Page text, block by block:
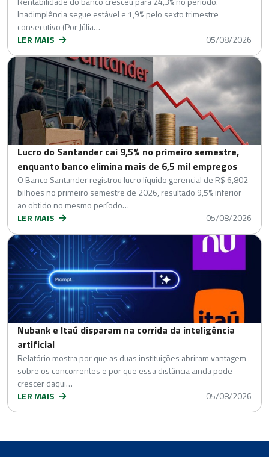
Inadimplência segue estável e 1,9% pelo sexto trimestre
consecutivo (Por Júlia…
LER MAIS
05/08/2026
Lucro do Santander cai 9,5% no primeiro semestre,
enquanto banco elimina mais de 6,5 mil empregos
O Banco Santander registrou lucro líquido gerencial de R$ 6,802
bilhões no primeiro semestre de 2026, resultado 9,5% inferior
ao obtido no mesmo período…
LER MAIS
05/08/2026
Nubank e Itaú disparam na corrida da inteligência
artificial
Relatório mostra por que as duas instituições abriram vantagem
sobre os concorrentes e por que essa distância ainda pode
crescer daqui…
LER MAIS
05/08/2026